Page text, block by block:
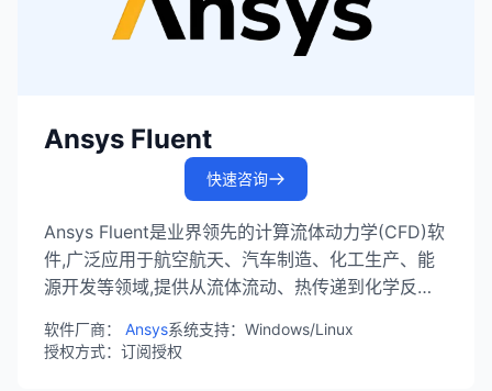
Ansys Fluent
快速咨询
Ansys Fluent是业界领先的计算流体动力学(CFD)软
件,广泛应用于航空航天、汽车制造、化工生产、能
源开发等领域,提供从流体流动、热传递到化学反应
软件厂商： Ansys系统支持：Windows/Linux
授权方式：订阅授权